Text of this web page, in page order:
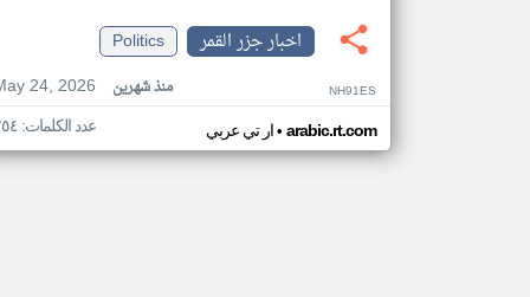
اخبار جزر القمر
Politics
24, 2026
منذ شهرين NH91ES
ار تي عربي• arabic.rt.com عدد الكلمات: ٢٥٤